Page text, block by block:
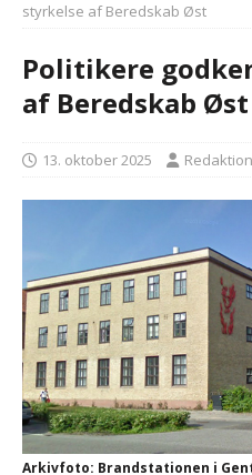
styrkelse af Beredskab Øst
Politikere
af Beredskab Øst
13. oktober 2025
Arkivfoto: Brandstationen i